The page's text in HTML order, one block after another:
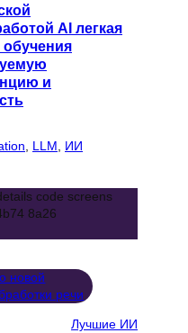
AI легкая
и
LLM ИИ
Лучшие ИИ